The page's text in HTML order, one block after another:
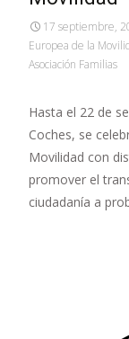
17 septiembre,
Europea de la
Asociación Familias
Hasta el 22 de
Coches, se
Movilidad con
promover el
ciudadanía a